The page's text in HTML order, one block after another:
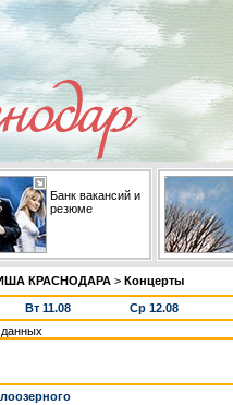
Банк вакансий и
резюме
КРАСНОДАРА > Концерты
Вт 11.08
Ср 12.08